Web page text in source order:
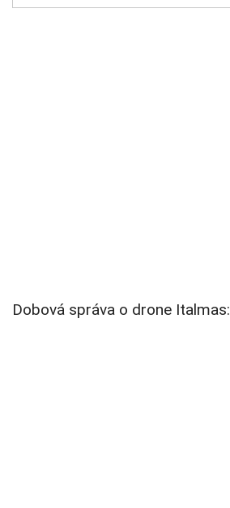
Dobová správa o drone Italmas: